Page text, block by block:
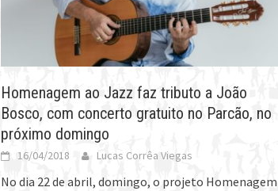
Homenagem ao Jazz faz tributo a João
Bosco, com concerto gratuito no Parcão, no
próximo domingo
16/04/2018 Lucas Corrêa Viegas
No dia 22 de abril, domingo, o projeto Homenagem